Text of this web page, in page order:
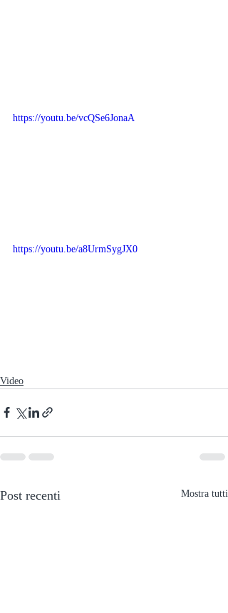
https://youtu.be/vcQSe6JonaA
https://youtu.be/a8UrmSygJX0
Video
Post recenti Mostra tutti